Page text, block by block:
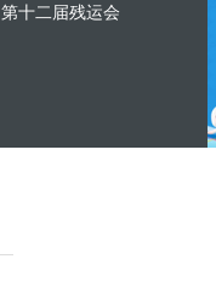
第十二届残运会